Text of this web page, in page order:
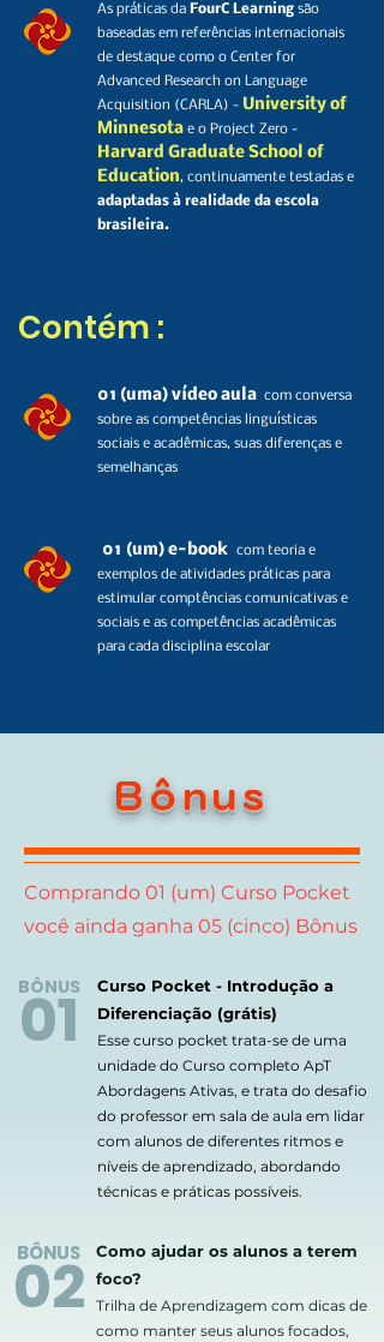
As práticas da FourC Learningsão
baseadas em referências internacionais
de destaque como o Center for
Advanced Research on Language
Acquisition (CARLA) - University of
Minnesota e o Project Zero -
Harvard Graduate School of
Education, continuamente testadas e
adaptadas à realidade da escola
brasileira.
Contém :
01 (uma) vídeo aula com conversa
sobre as competências linguísticas
sociais e acadêmicas, suas diferenças e
semelhanças
01 (um) e-book com teoria e
exemplos de atividades práticas para
estimular comptências comunicativas e
sociais e as competências acadêmicas
para cada disciplina escolar
Bônus
Comprando 01 (um) Curso Pocket
você ainda ganha 05 (cinco) Bônus
BÔNUS
01
Curso Pocket - Introdução a
Diferenciação (grátis)
Esse curso pocket trata-se de uma
unidade do Curso completo ApT
Abordagens Ativas, e trata do desafio
do professor em sala de aula em lidar
com alunos de diferentes ritmos e
níveis de aprendizado, abordando
técnicas e práticas possíveis.
BÔNUS
02
Como ajudar os alunos a terem
foco?
Trilha de Aprendizagem com dicas de
como manter seus alunos focados,